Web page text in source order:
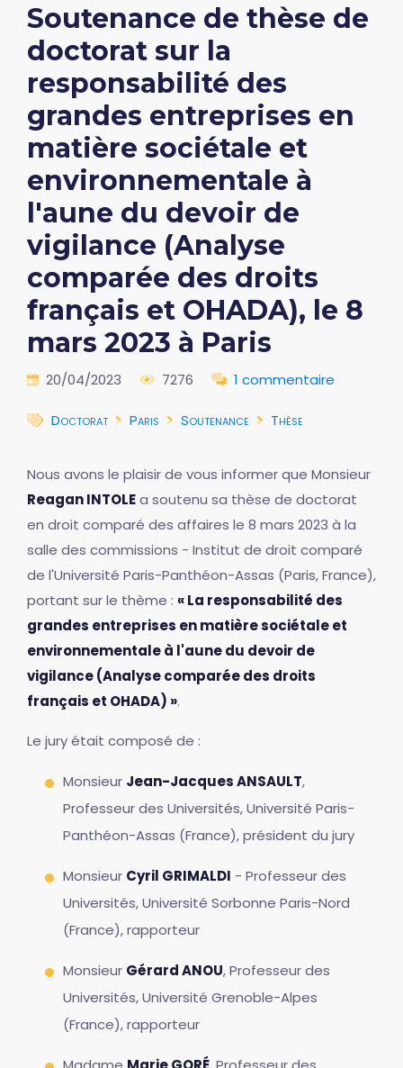
Soutenance de thèse de
doctorat sur la
responsabilité des
grandes entreprises en
matière sociétale et
environnementale à
l'aune du devoir de
vigilance (Analyse
comparée des droits
français et OHADA), le 8
mars 2023 à Paris
20/04/2023 7276 1 commentaire
Doctorat Paris Soutenance Thèse
Nous avons le plaisir de vous informer que Monsieur
Reagan INTOLEa soutenu sa thèse de doctorat
en droit comparé des affaires le 8 mars 2023 à la
salle des commissions - Institut de droit comparé
de l'Université Paris-Panthéon-Assas (Paris, France),
portant sur le thème : « La responsabilité des
grandes entreprises en matière sociétale et
environnementale à l'aune du devoir de
vigilance (Analyse comparée des droits
français et OHADA) ».
Le jury était composé de :
Monsieur Jean-Jacques ANSAULT,
Professeur des Universités, Université Paris-
Panthéon-Assas (France), président du jury
Monsieur Cyril GRIMALDI - Professeur des
Universités, Université Sorbonne Paris-Nord
(France), rapporteur
Monsieur Gérard ANOU, Professeur des
Universités, Université Grenoble-Alpes
(France), rapporteur